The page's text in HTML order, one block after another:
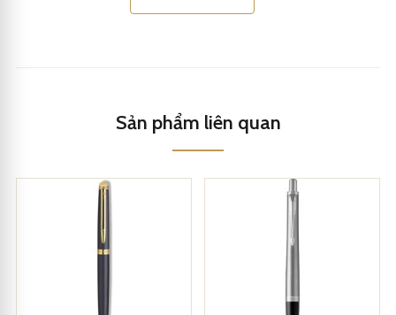
Kích cỡ thon gọn và mảnh mai, không gây đau hay tê cứng các
Sản phẩm liên quan